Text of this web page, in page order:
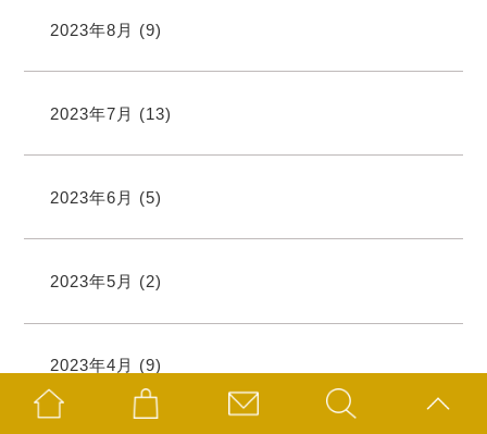
2023年8月 (9)
2023年7月 (13)
2023年6月 (5)
2023年5月 (2)
2023年4月 (9)